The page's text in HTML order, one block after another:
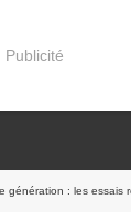
Publicité
génération : les essais